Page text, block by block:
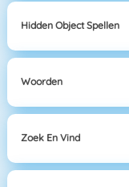
Hidden Object Spellen
Woorden
Zoek En Vind